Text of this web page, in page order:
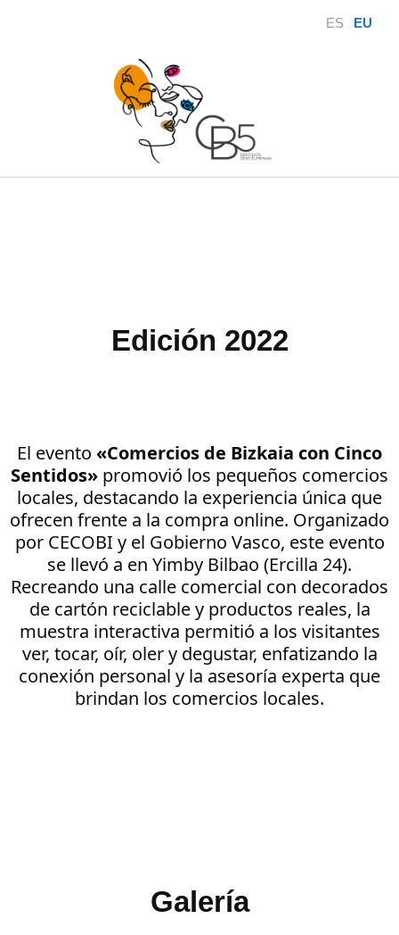
ES EU
Edición 2022
El evento «Comercios de Bizkaia con Cinco
Sentidos» promovió los pequeños comercios
locales, destacando la experiencia única que
ofrecen frente a la compra online. Organizado
por CECOBI y el Gobierno Vasco, este evento
se llevó a en Yimby Bilbao (Ercilla 24).
Recreando una calle comercial con decorados
de cartón reciclable y productos reales, la
muestra interactiva permitió a los visitantes
ver, tocar, oír, oler y degustar, enfatizando la
conexión personal y la asesoría experta que
brindan los comercios locales.
Galería